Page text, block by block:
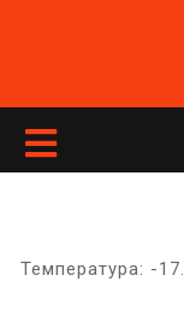
Кнопка
Температура: -